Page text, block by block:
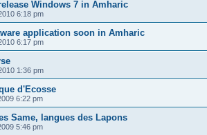
Windows 7 in Amharic
6:18 pm
application soon in Amharic
6:17 pm
1:36 pm
d'Ecosse
6:22 pm
Same, langues des Lapons
5:46 pm